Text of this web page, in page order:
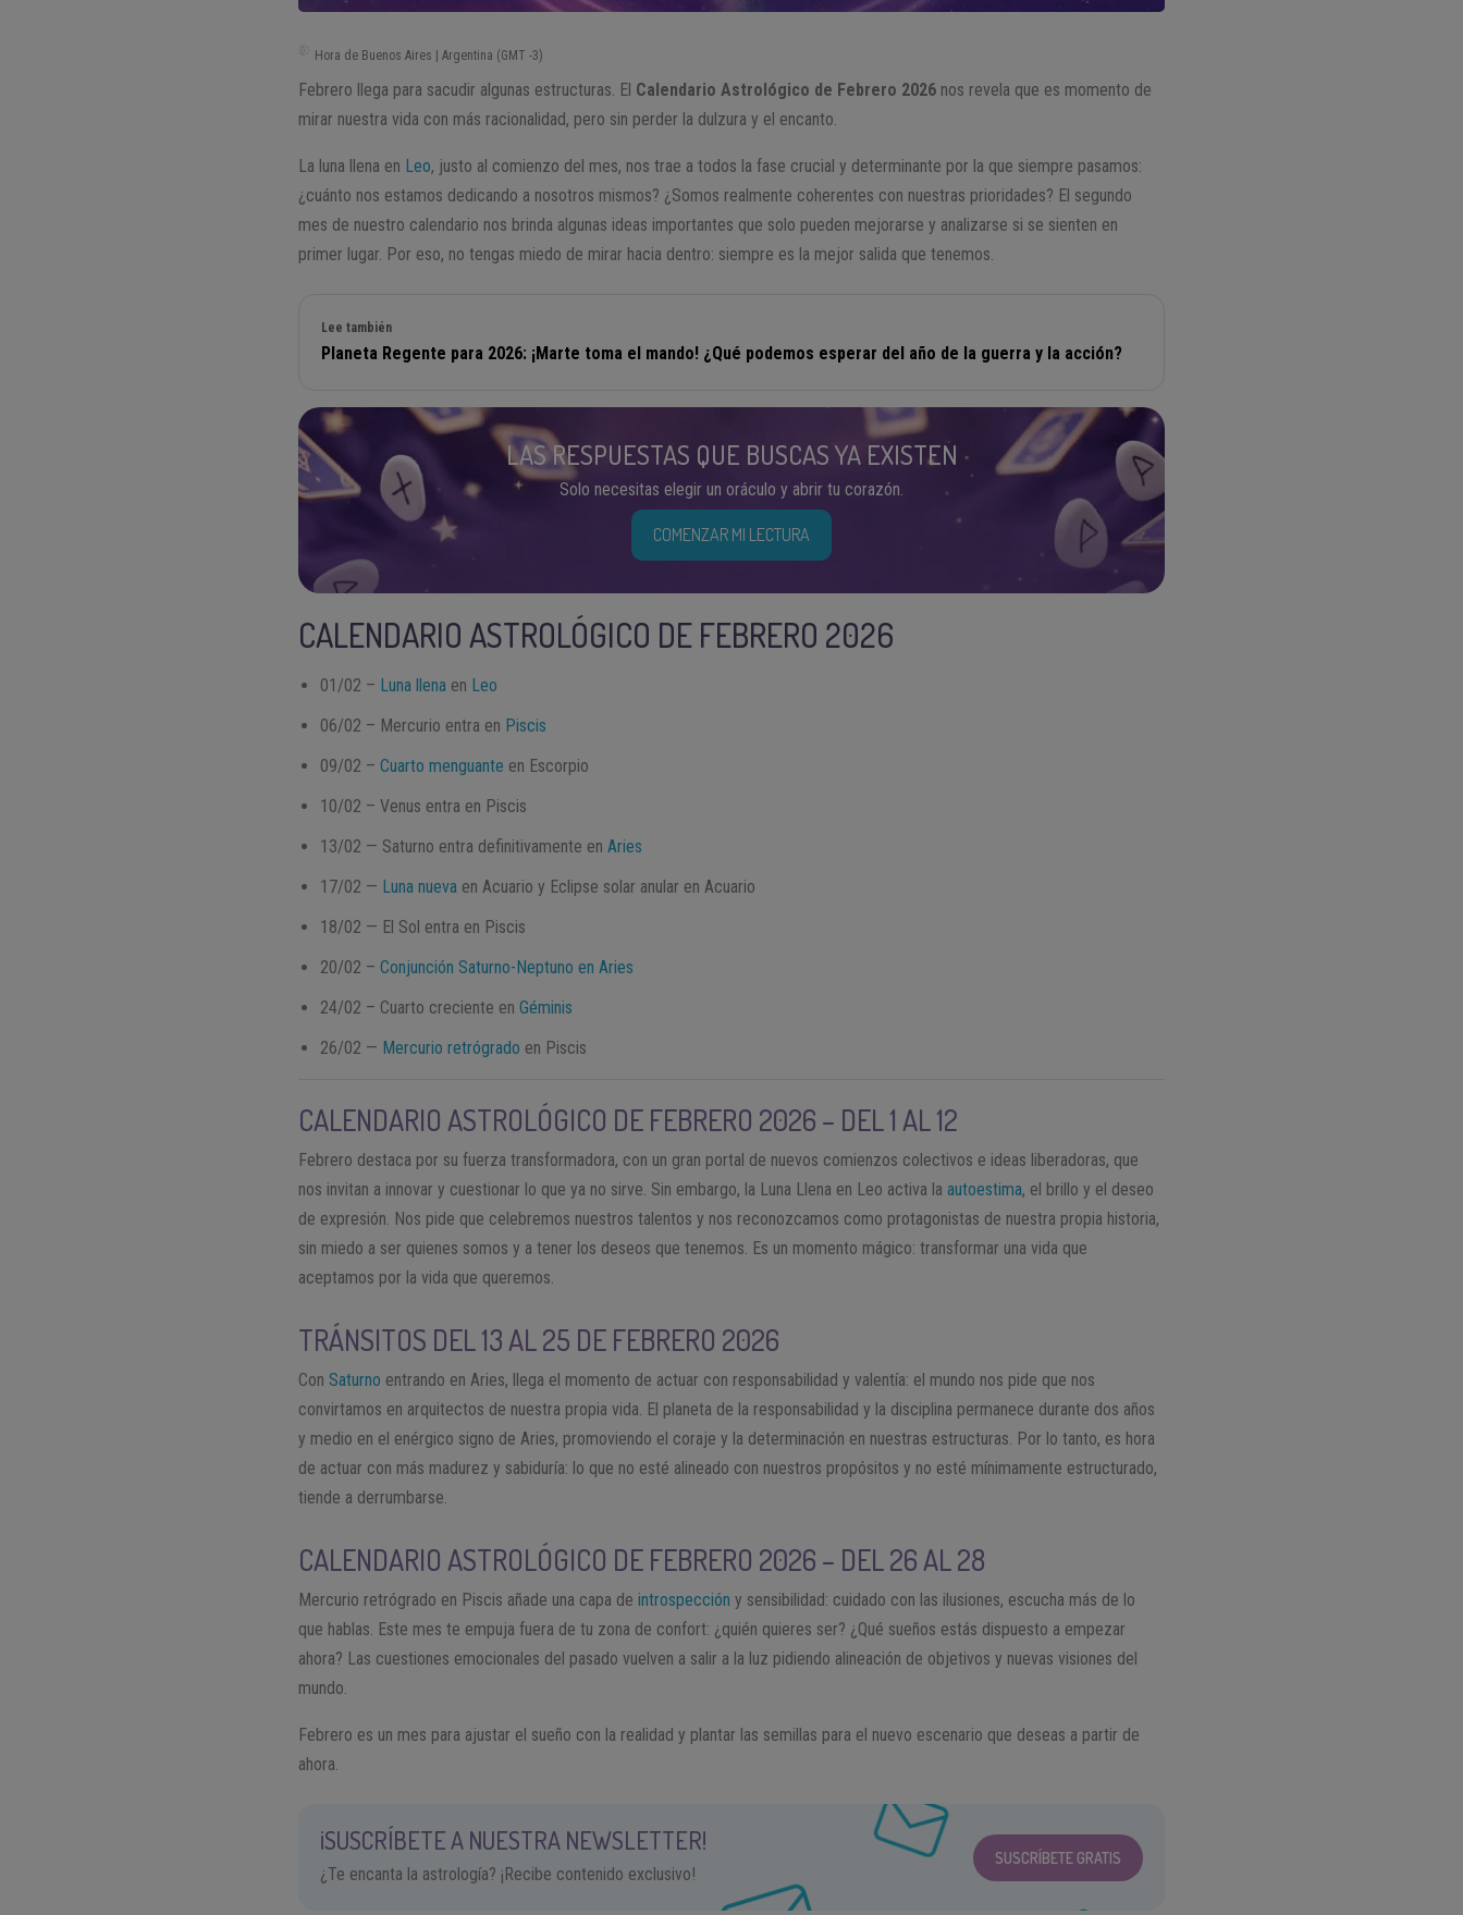
Hora de Buenos Aires | Argentina (GMT -3)
Febrero llega para sacudir algunas estructuras. El Calendario Astrológico de Febrero 2026 nos revela que es momento de
mirar nuestra vida con más racionalidad, pero sin perder la dulzura y el encanto.
La luna llena en Leo, justo al comienzo del mes, nos trae a todos la fase crucial y determinante por la que siempre pasamos:
¿cuánto nos estamos dedicando a nosotros mismos? ¿Somos realmente coherentes con nuestras prioridades? El segundo
mes de nuestro calendario nos brinda algunas ideas importantes que solo pueden mejorarse y analizarse si se sienten en
primer lugar. Por eso, no tengas miedo de mirar hacia dentro: siempre es la mejor salida que tenemos.
Lee también
Planeta Regente para 2026: ¡Marte toma el mando! ¿Qué podemos esperar del año de la guerra y la acción?
LAS RESPUESTAS QUE BUSCAS YA EXISTEN
Solo necesitas elegir un oráculo y abrir tu corazón.
COMENZAR MI LECTURA
CALENDARIO ASTROLÓGICO DE FEBRERO 2026
01/02 – Luna llena en Leo
06/02 – Mercurio entra en Piscis
09/02 –Cuarto menguante en Escorpio
10/02 – Venus entra en Piscis
13/02 — Saturno entra definitivamente enAries
17/02 — Luna nueva en Acuario y Eclipse solar anular en Acuario
18/02 — El Sol entra en Piscis
20/02 –Conjunción Saturno-Neptuno en Aries
24/02 – Cuarto creciente enGéminis
26/02 — Mercurio retrógrado en Piscis
CALENDARIO ASTROLÓGICO DE FEBRERO 2026 – DEL 1 AL 12
Febrero destaca por su fuerza transformadora, con un gran portal de nuevos comienzos colectivos e ideas liberadoras, que
nos invitan a innovar y cuestionar lo que ya no sirve. Sin embargo, la Luna Llena en Leo activa laautoestima, el brillo y el deseo
de expresión. Nos pide que celebremos nuestros talentos y nos reconozcamos como protagonistas de nuestra propia historia,
sin miedo a ser quienes somos y a tener los deseos que tenemos. Es un momento mágico: transformar una vida que
aceptamos por la vida que queremos.
TRÁNSITOS DEL 13 AL 25 DE FEBRERO 2026
Con Saturno entrando en Aries, llega el momento de actuar con responsabilidad y valentía: el mundo nos pide que nos
convirtamos en arquitectos de nuestra propia vida. El planeta de la responsabilidad y la disciplina permanece durante dos años
y medio en el enérgico signo de Aries, promoviendo el coraje y la determinación en nuestras estructuras. Por lo tanto, es hora
de actuar con más madurez y sabiduría: lo que no esté alineado con nuestros propósitos y no esté mínimamente estructurado,
tiende a derrumbarse.
CALENDARIO ASTROLÓGICO DE FEBRERO 2026 – DEL 26 AL 28
Mercurio retrógrado en Piscis añade una capa deintrospección y sensibilidad: cuidado con las ilusiones, escucha más de lo
que hablas. Este mes te empuja fuera de tu zona de confort: ¿quién quieres ser? ¿Qué sueños estás dispuesto a empezar
ahora? Las cuestiones emocionales del pasado vuelven a salir a la luz pidiendo alineación de objetivos y nuevas visiones del
mundo.
Febrero es un mes para ajustar el sueño con la realidad y plantar las semillas para el nuevo escenario que deseas a partir de
ahora.
¡SUSCRÍBETE A NUESTRA NEWSLETTER!
¿Te encanta la astrología? ¡Recibe contenido exclusivo!
SUSCRÍBETE GRATIS